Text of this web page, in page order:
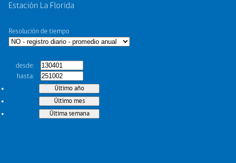
Estación La Florida
Resolución de tiempo
desde
hasta